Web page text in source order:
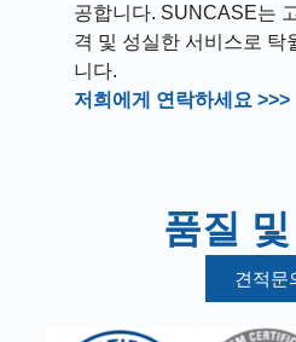
공합니다. SUNCASE는
격 및 성실한 서비스로 탁
니다.
저희에게 연락하세요 >>>
품질
견적문